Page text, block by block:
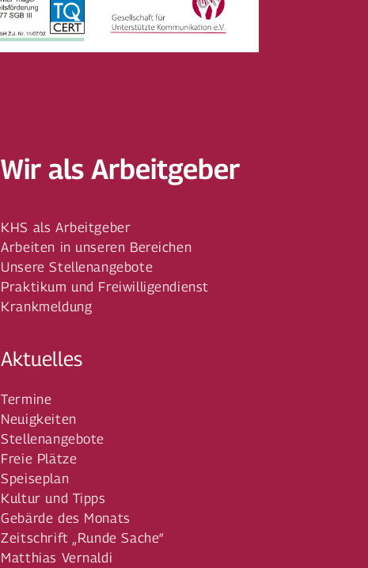
Wir als Arbeitgeber
KHS als Arbeitgeber
Arbeiten in unseren Bereichen
Unsere Stellenangebote
Praktikum und Freiwilligendienst
Krankmeldung
Aktuelles
Termine
Neuigkeiten
Stellenangebote
Freie Plätze
Speiseplan
Kultur und Tipps
Gebärde des Monats
Zeitschrift „Runde Sache“
Matthias Vernaldi